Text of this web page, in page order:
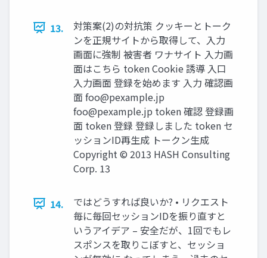
13.
対策案(2)の対抗策 クッキーとトーク
ンを正規サイトから取得して、入力
画面に強制 被害者 ワナサイト 入力画
面はこちら token Cookie 誘導 入口
入力画面 登録を始めます 入力 確認画
面foo@pexample.jp
foo@pexample.jp token 確認 登録画
面 token 登録 登録しました token セ
ッションID再生成 トークン生成
Copyright © 2013 HASH Consulting
Corp. 13
14.
ではどうすれば良いか? • リクエスト
毎に毎回セッションIDを振り直すと
いうアイデア – 安全だが、1回でもレ
スポンスを取りこぼすと、セッショ